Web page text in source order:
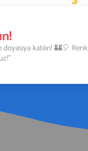
merkezi
[…]
katılın! 🏰🎈